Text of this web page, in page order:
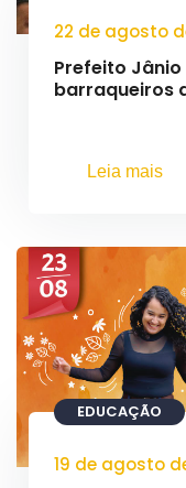
22 de agosto
Prefeito Jânio
barraqueiros
Leia mais
EDUCAÇÃO
19 de agosto